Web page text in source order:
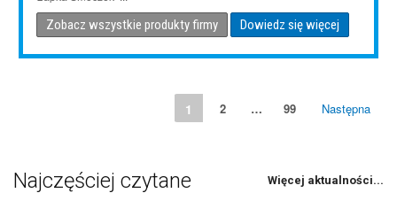
Zobacz wszystkie produkty firmy Dowiedz się więcej
1 2 … 99 Następna
Najczęściej czytane Więcej aktualności...